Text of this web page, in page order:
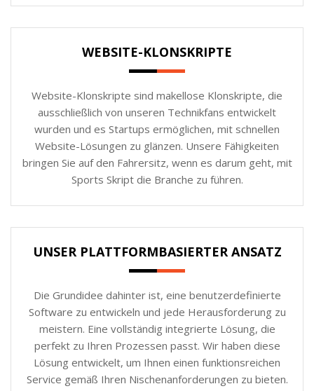
WEBSITE-KLONSKRIPTE
Website-Klonskripte sind makellose Klonskripte, die
ausschließlich von unseren Technikfans entwickelt
wurden und es Startups ermöglichen, mit schnellen
Website-Lösungen zu glänzen. Unsere Fähigkeiten
bringen Sie auf den Fahrersitz, wenn es darum geht, mit
Sports Skript die Branche zu führen.
UNSER PLATTFORMBASIERTER ANSATZ
Die Grundidee dahinter ist, eine benutzerdefinierte
Software zu entwickeln und jede Herausforderung zu
meistern. Eine vollständig integrierte Lösung, die
perfekt zu Ihren Prozessen passt. Wir haben diese
Lösung entwickelt, um Ihnen einen funktionsreichen
Service gemäß Ihren Nischenanforderungen zu bieten.